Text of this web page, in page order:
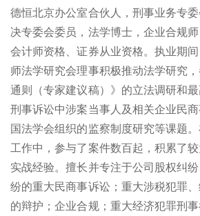
德恒北京办公室合伙人，刑事业务专
决专委会委员，法学博士，企业合规
会计师资格、证券从业资格。执业期
师法学研究会理事积极推动法学研究
通则（专家建议稿）》的立法调研和
刑事诉讼中涉案当事人及相关企业民
国法学会组织的监察制度研究等课题
工作中，参与了案件数百起，积累了
实战经验。擅长并专注于公司股权纠
纷的重大民商事诉讼；重大涉税犯罪
的辩护；企业合规；重大经济犯罪刑